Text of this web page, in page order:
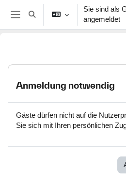
Zum Hauptinhalt
Website-Übersicht
Sucheingabe umschalten
Sie sind als
angemeldet
Anmeldung notwendig
Gäste dürfen nicht auf die
Sie sich mit Ihren persönlichen